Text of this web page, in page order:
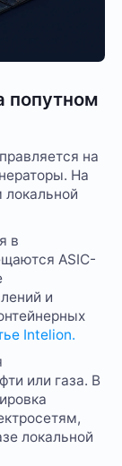
попутном
на
На
локальной
в
ASIC-
и
Intelion.
или газа. В
локальной